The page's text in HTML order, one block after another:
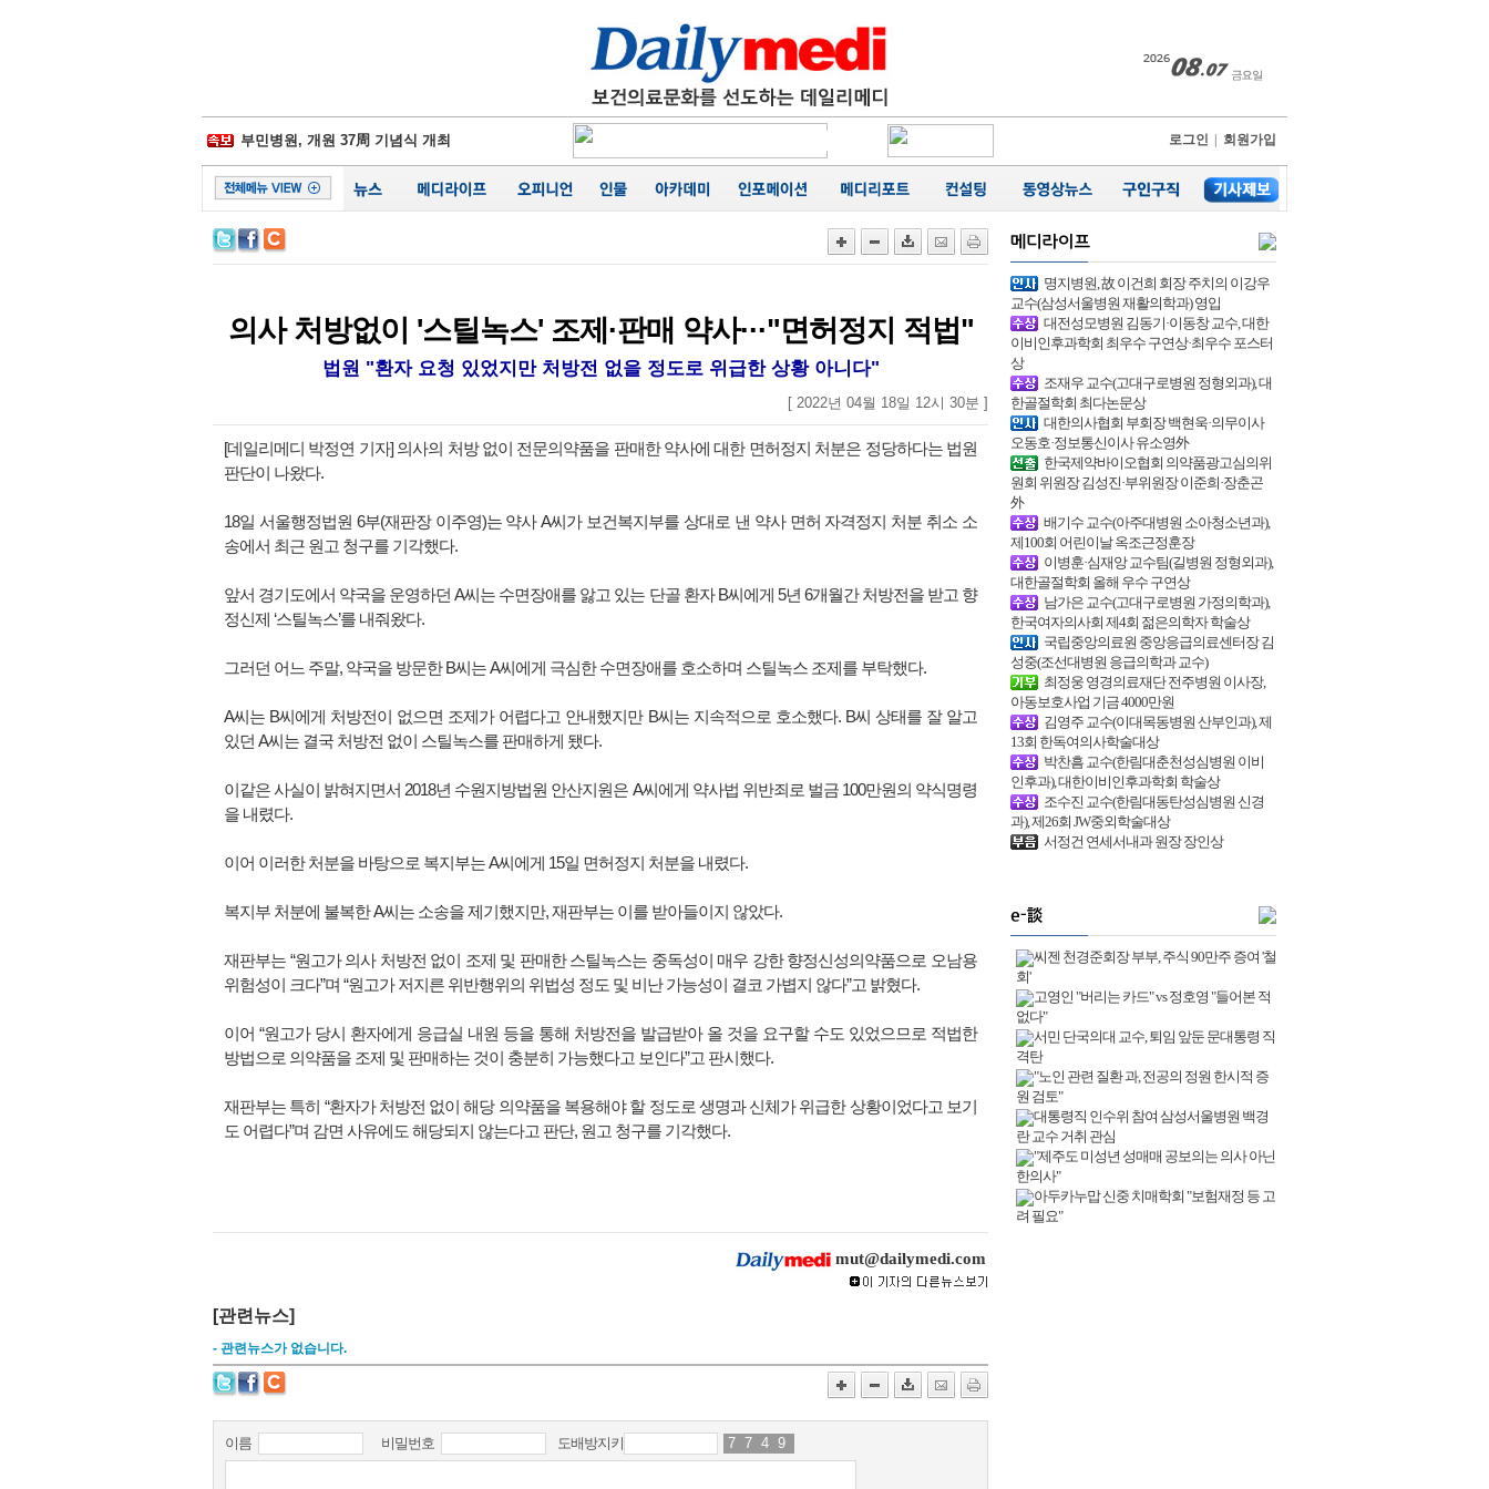
경찰병원, 어버이날 맞아 입원환자에 카네이션
부민병원, 개원 37周 기념식 개최
일동후디스, ‘어버이날 선물 이벤트' 진행
김포우리병원, '이웃사랑 그리기 대회' 성료
서울대병원, 베트남에 검진시스템 이식
비플러스랩, 종합 헬스케어 플랫폼 잰걸음
시화병원, 심폐소생술 모의훈련‧실기평가
삼성물산-제일모직 합병 무효소송 6년만에 '마무
로그인 회원가입
의사 처방없이 '스틸녹스' 조제·판매 약사···"면허정지 적법"
법원 "환자 요청 있었지만 처방전 없을 정도로 위급한 상황 아니다"
[ 2022년 04월 18일 12시 30분 ]
[데일리메디 박정연 기자] 의사의 처방 없이 전문의약품을 판매한 약사에 대한 면허정지 처분은 정당하다는 법원
판단이 나왔다.
18일 서울행정법원 6부(재판장 이주영)는 약사 A씨가 보건복지부를 상대로 낸 약사 면허 자격정지 처분 취소 소
송에서 최근 원고 청구를 기각했다.
앞서 경기도에서 약국을 운영하던 A씨는 수면장애를 앓고 있는 단골 환자 B씨에게 5년 6개월간 처방전을 받고 향
정신제 ‘스틸녹스’를 내줘왔다.
그러던 어느 주말, 약국을 방문한 B씨는 A씨에게 극심한 수면장애를 호소하며 스틸녹스 조제를 부탁했다.
A씨는 B씨에게 처방전이 없으면 조제가 어렵다고 안내했지만 B씨는 지속적으로 호소했다. B씨 상태를 잘 알고
있던 A씨는 결국 처방전 없이 스틸녹스를 판매하게 됐다.
이같은 사실이 밝혀지면서 2018년 수원지방법원 안산지원은 A씨에게 약사법 위반죄로 벌금 100만원의 약식명령
을 내렸다.
이어 이러한 처분을 바탕으로 복지부는 A씨에게 15일 면허정지 처분을 내렸다.
복지부 처분에 불복한 A씨는 소송을 제기했지만, 재판부는 이를 받아들이지 않았다.
재판부는 “원고가 의사 처방전 없이 조제 및 판매한 스틸녹스는 중독성이 매우 강한 향정신성의약품으로 오남용
위험성이 크다”며 “원고가 저지른 위반행위의 위법성 정도 및 비난 가능성이 결코 가볍지 않다”고 밝혔다.
이어 “원고가 당시 환자에게 응급실 내원 등을 통해 처방전을 발급받아 올 것을 요구할 수도 있었으므로 적법한
방법으로 의약품을 조제 및 판매하는 것이 충분히 가능했다고 보인다”고 판시했다.
재판부는 특히 “환자가 처방전 없이 해당 의약품을 복용해야 할 정도로 생명과 신체가 위급한 상황이었다고 보기
도 어렵다”며 감면 사유에도 해당되지 않는다고 판단, 원고 청구를 기각했다.
mut@dailymedi.com
[관련뉴스]
- 관련뉴스가 없습니다.
명지병원, 故 이건희 회장 주치의 이강우
교수(삼성서울병원 재활의학과) 영입
대전성모병원 김동기·이동창 교수, 대한
이비인후과학회 최우수 구연상·최우수 포스터
상
조재우 교수(고대구로병원 정형외과), 대
한골절학회 최다논문상
대한의사협회 부회장 백현욱·의무이사
오동호·정보통신이사 유소영外
한국제약바이오협회 의약품광고심의위
원회 위원장 김성진·부위원장 이준희·장춘곤
外
배기수 교수(아주대병원 소아청소년과),
제100회 어린이날 옥조근정훈장
이병훈·심재앙 교수팀(길병원 정형외과),
대한골절학회 올해 우수 구연상
남가은 교수(고대구로병원 가정의학과),
한국여자의사회 제4회 젊은의학자 학술상
국립중앙의료원 중앙응급의료센터장 김
성중(조선대병원 응급의학과 교수)
최정웅 영경의료재단 전주병원 이사장,
아동보호사업 기금 4000만원
김영주 교수(이대목동병원 산부인과), 제
13회 한독여의사학술대상
박찬흠 교수(한림대춘천성심병원 이비
인후과), 대한이비인후과학회 학술상
조수진 교수(한림대동탄성심병원 신경
과), 제26회 JW중외학술대상
서정건 연세서내과 원장 장인상
씨젠 천경준회장 부부, 주식 90만주 증여 '철
회'
고영인 "버리는 카드" vs 정호영 "들어본 적
없다"
서민 단국의대 교수, 퇴임 앞둔 문대통령 직
격탄
"노인 관련 질환 과, 전공의 정원 한시적 증
원 검토"
대통령직 인수위 참여 삼성서울병원 백경
란 교수 거취 관심
"제주도 미성년 성매매 공보의는 의사 아닌
한의사"
아두카누맙 신중 치매학회 "보험재정 등 고
려 필요"